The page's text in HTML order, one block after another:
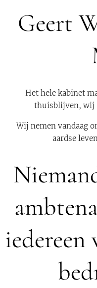
Geert
Het hele kabinet
thuisblijven, wij
Wij nemen vandaag
aardse